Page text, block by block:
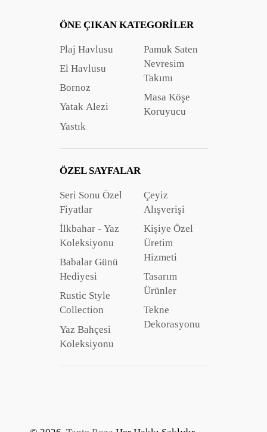
ÖNE ÇIKAN KATEGORILER
Plaj Havlusu
El Havlusu
Bornoz
Yatak Alezi
Yastık
Pamuk Saten
Nevresim
Takımı
Masa Köşe
Koruyucu
ÖZEL SAYFALAR
Seri Sonu Özel
Fiyatlar
İlkbahar - Yaz
Koleksiyonu
Babalar Günü
Hediyesi
Rustic Style
Collection
Yaz Bahçesi
Koleksiyonu
Çeyiz
Alışverişi
Kişiye Özel
Üretim
Hizmeti
Tasarım
Ürünler
Tekne
Dekorasyonu